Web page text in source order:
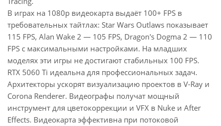
В играх на 1080p видеокарта выдаёт 100+ FPS в
требовательных тайтлах: Star Wars Outlaws показывает
115 FPS, Alan Wake 2 — 105 FPS, Dragon's Dogma 2 — 110
FPS с максимальными настройками. На младших
моделях эти игры не достигают стабильных 100 FPS.
RTX 5060 Ti идеальна для профессиональных задач.
Архитекторы ускорят визуализацию проектов в V-Ray и
Corona Renderer. Видеографы получат мощный
инструмент для цветокоррекции и VFX в Nuke и After
Effects. Видеокарта эффективна при потоковой